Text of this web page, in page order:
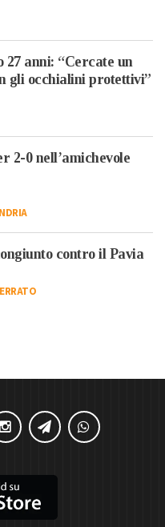
27 anni: “Cercate un
gli occhialini protettivi”
2-0 nell’amichevole
contro il Pavia